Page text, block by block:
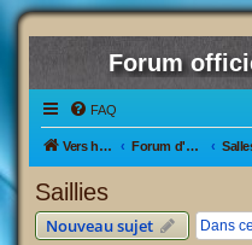
Forum
FAQ
Vers hipposuède, le jeu ! Forum d'hipposuède
Saillies
Nouveau sujet